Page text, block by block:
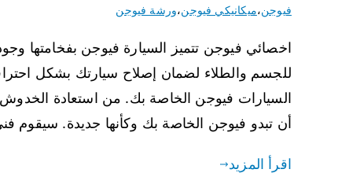
فيوجن،ميكانيكي فيوجن،ورشة فيوجن
اخصائي فيوجن تتميز السيارة فيوجن بفخامتها
للجسم والطلاء لضمان إصلاح سيارتك بشكل
السيارات فيوجن الخاصة بك. من استعادة
أن تبدو فيوجن الخاصة بك وكأنها جديدة. سيقوم
اقرأ المزيد